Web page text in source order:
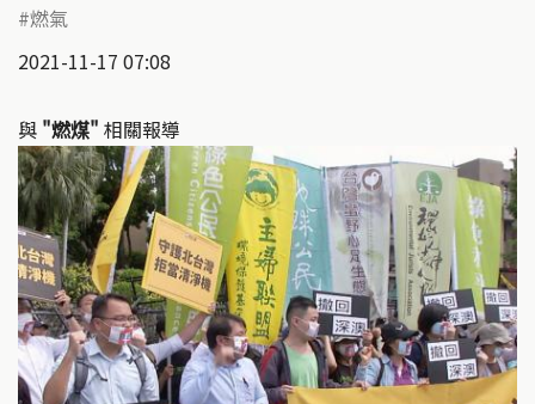
燃氣
2021-11-17 07:08
與 "燃煤" 相關報導